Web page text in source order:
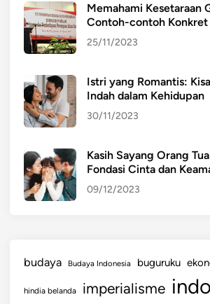
Memahami Kesetaraan
Contoh-contoh Konkret
25/11/2023
Istri yang Romantis:
Indah dalam Kehidupan
30/11/2023
Kasih Sayang Orang
Fondasi Cinta dan
09/12/2023
budaya Budaya Indonesia buguruku
hindia belanda imperialisme